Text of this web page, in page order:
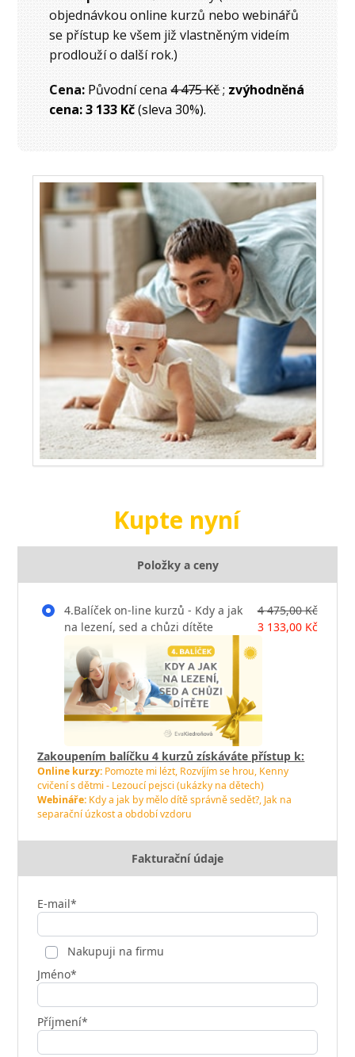
objednávkou online kurzů nebo webinářů
se přístup ke všem již vlastněným videím
prodlouží o další rok.)
Cena: Původní cena4 475 Kč; zvýhodněná
cena: 3 133 Kč(sleva 30%).
Kupte nyní
Položky a ceny
4.Balíček on-line kurzů - Kdy a jak
na lezení, sed a chůzi dítěte
4 475,00 Kč
3 133,00 Kč
Zakoupením balíčku 4 kurzů získáváte přístup k:
Online kurzy: Pomozte mi lézt, Rozvíjím se hrou, Kenny
cvičení s dětmi - Lezoucí pejsci (ukázky na dětech)
Webináře: Kdy a jak by mělo dítě správně sedět?, Jak na
separační úzkost a období vzdoru
Fakturační údaje
E-mail*
Nakupuji na firmu
Jméno*
Příjmení*